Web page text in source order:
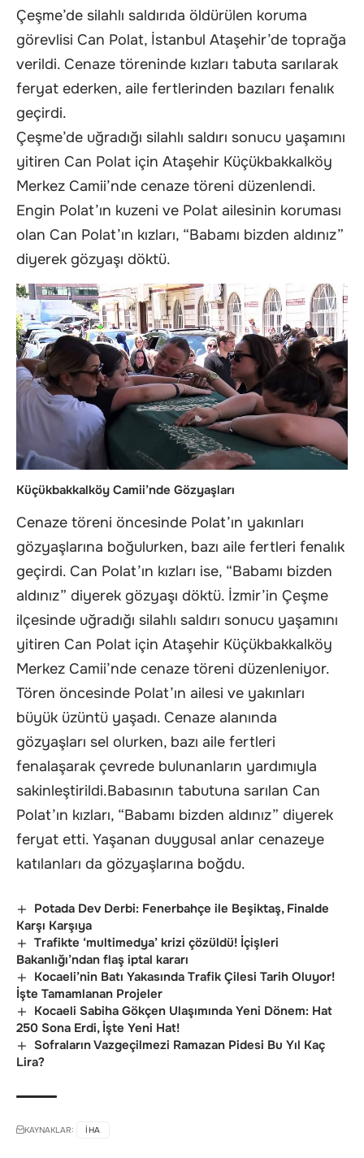
Çeşme’de silahlı saldırıda öldürülen koruma
görevlisi Can Polat, İstanbul Ataşehir’de toprağa
verildi. Cenaze töreninde kızları tabuta sarılarak
feryat ederken, aile fertlerinden bazıları fenalık
geçirdi.
Çeşme’de uğradığı silahlı saldırı sonucu yaşamını
yitiren Can Polat için Ataşehir Küçükbakkalköy
Merkez Camii’nde cenaze töreni düzenlendi.
Engin Polat’ın kuzeni ve Polat ailesinin koruması
olan Can Polat’ın kızları, “Babamı bizden aldınız”
diyerek gözyaşı döktü.
Küçükbakkalköy Camii’nde Gözyaşları
Cenaze töreni öncesinde Polat’ın yakınları
gözyaşlarına boğulurken, bazı aile fertleri fenalık
geçirdi. Can Polat’ın kızları ise, “Babamı bizden
aldınız” diyerek gözyaşı döktü. İzmir’in Çeşme
ilçesinde uğradığı silahlı saldırı sonucu yaşamını
yitiren Can Polat için Ataşehir Küçükbakkalköy
Merkez Camii’nde cenaze töreni düzenleniyor.
Tören öncesinde Polat’ın ailesi ve yakınları
büyük üzüntü yaşadı. Cenaze alanında
gözyaşları sel olurken, bazı aile fertleri
fenalaşarak çevrede bulunanların yardımıyla
sakinleştirildi.Babasının tabutuna sarılan Can
Polat’ın kızları, “Babamı bizden aldınız” diyerek
feryat etti. Yaşanan duygusal anlar cenazeye
katılanları da gözyaşlarına boğdu.
Potada Dev Derbi: Fenerbahçe ile Beşiktaş, Finalde
Karşı Karşıya
Trafikte ‘multimedya’ krizi çözüldü! İçişleri
Bakanlığı’ndan flaş iptal kararı
Kocaeli’nin Batı Yakasında Trafik Çilesi Tarih Oluyor!
İşte Tamamlanan Projeler
Kocaeli Sabiha Gökçen Ulaşımında Yeni Dönem: Hat
250 Sona Erdi, İşte Yeni Hat!
Sofraların Vazgeçilmezi Ramazan Pidesi Bu Yıl Kaç
Lira?
KAYNAKLAR: IHA